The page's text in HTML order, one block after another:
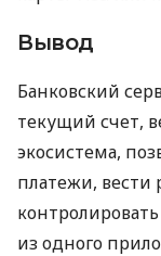
Вывод
Банковский
текущий счет,
экосистема,
платежи, вести
из одного